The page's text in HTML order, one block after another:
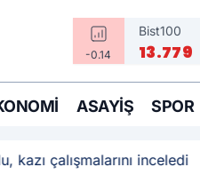
-0.14
Bist100
13.779
ASAYIŞ SPOR
kazı çalışmalarını inceledi